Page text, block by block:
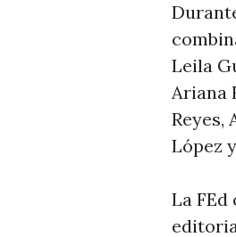
O
T
I
C
I
A
Leila
Ariana
Reyes,
López
La